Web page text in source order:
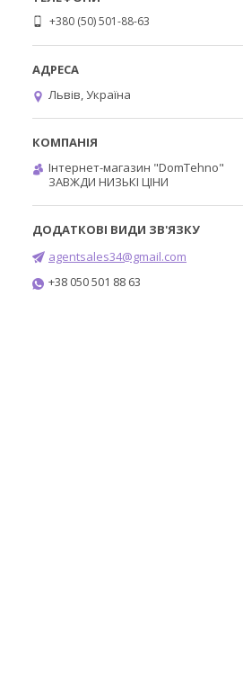
+380 (50) 501-88-63
Львів, Україна
Інтернет-магазин "DomTehno"
ЗАВЖДИ НИЗЬКІ ЦІНИ
agentsales34@gmail.com
+38 050 501 88 63